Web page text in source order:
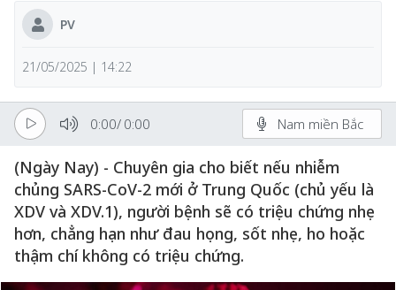
PV
21/05/2025 | 14:22
0:00/ 0:00 Nam miền Bắc
(Ngày Nay) - Chuyên gia cho biết nếu nhiễm
chủng SARS-CoV-2 mới ở Trung Quốc (chủ yếu là
XDV và XDV.1), người bệnh sẽ có triệu chứng nhẹ
hơn, chẳng hạn như đau họng, sốt nhẹ, ho hoặc
thậm chí không có triệu chứng.